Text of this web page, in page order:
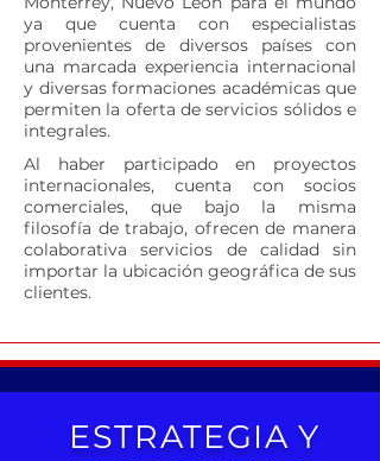
ya que cuenta con especialistas
provenientes de diversos países con
una marcada experiencia internacional
y diversas formaciones académicas que
permiten la oferta de servicios sólidos e
integrales.
Al haber participado en proyectos
internacionales, cuenta con socios
comerciales, que bajo la misma
filosofía de trabajo, ofrecen de manera
colaborativa servicios de calidad sin
importar la ubicación geográfica de sus
clientes.
ESTRATEGIA Y